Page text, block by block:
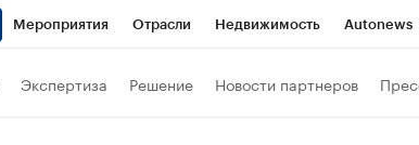
Мероприятия Отрасли Недвижимость Autonews
Экспертиза Решение Новости партнеров